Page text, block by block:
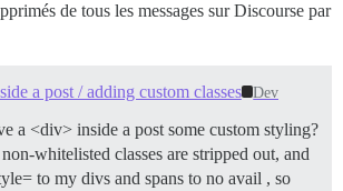
de tous les messages sur Discourse par
a post / adding custom classes Dev
a <div> inside a post some custom styling?
whitelisted classes are stripped out, and
to my divs and spans to no avail , so